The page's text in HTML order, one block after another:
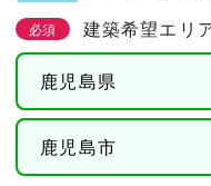
必須 建築希望エリ